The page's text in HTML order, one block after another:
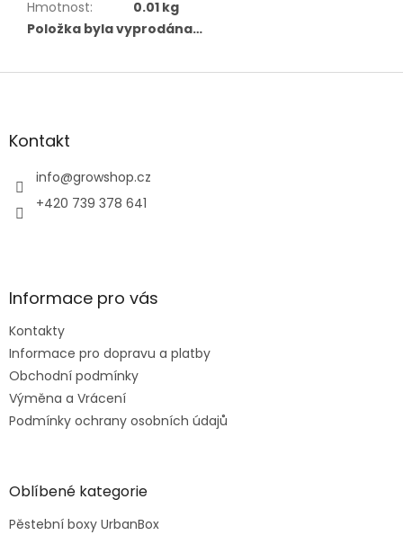
Hmotnost:
0.01 kg
Položka byla vyprodána…
Z
aKontakt
info@growshop.cz
+420 739 378 641
Informace pro vás
Kontakty
Informace pro dopravu a platby
Obchodní podmínky
Výměna a Vrácení
Podmínky ochrany osobních údajů
Oblíbené kategorie
Pěstební boxy UrbanBox